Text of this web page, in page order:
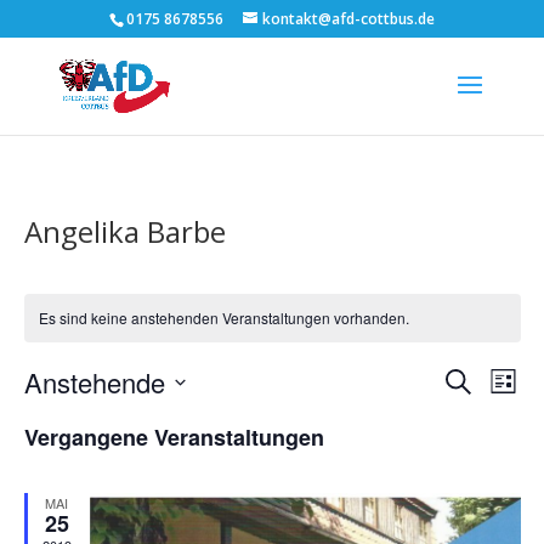
0175 8678556 kontakt@afd-cottbus.de
Angelika Barbe
Es sind keine anstehenden Veranstaltungen vorhanden.
SucheListe
Anstehende
wählen.
Vergangene Veranstaltungen
MAI
25